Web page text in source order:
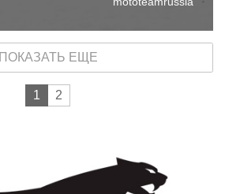
Yamaha, и её SRX 2019.
ПОКАЗАТЬ ЕЩЕ
1 2